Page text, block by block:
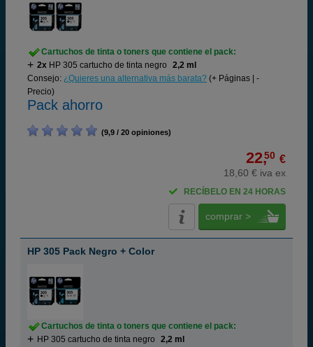
Cartuchos de tinta o toners que contiene el pack:
2x HP 305 cartucho de tinta negro
2,2 ml
Consejo: ¿Quieres una alternativa más barata? (+ Páginas | -
Precio)
Pack ahorro
(9,9 / 20 opiniones)
22,50 €
18,60 € iva ex
RECÍBELO EN 24 HORAS
comprar >
HP 305 Pack Negro + Color
Cartuchos de tinta o toners que contiene el pack:
HP 305 cartucho de tinta negro
2,2 ml